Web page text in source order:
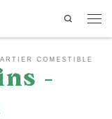
Search
COMESTIBLE
–